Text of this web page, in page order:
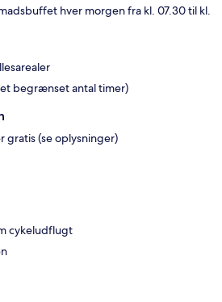
hver morgen fra kl. 07.30 til kl.
et begrænset antal timer)
gratis (se oplysninger)
cykeludflugt